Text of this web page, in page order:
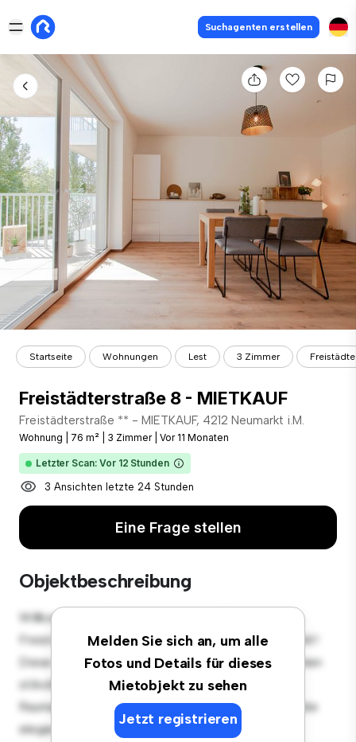
Suchagenten erstellen
Startseite Wohnungen Lest 3 Zimmer
Freistädterstraße 8 - MIETKAUF
Freistädterstraße ** - MIETKAUF, 4212 Neumarkt i.M.
Wohnung 76 m² 3 Zimmer Vor 11 Monaten
Letzter Scan: Vor 12 Stunden
3 Ansichten letzte 24 Stunden
Eine Frage stellen
Objektbeschreibung
Melden Sie sich an, um alle
Fotos und Details für dieses
Mietobjekt zu sehen
Jetzt registrieren
Willkommen in Ihrem neuen urbanen Rückzugsort in
Freistädterstraße 8 - MIETKAUF, 4212 Neumarkt i.M.!
Diese moderne 3 Schlafzimmer-Wohnung bietet einen
stilvollen und gemütlichen Lebensraum. Die offene
Raumaufteilung eignet sich perfekt für Gäste, und die
elegante Küche ist mit erstklassigen Geräten